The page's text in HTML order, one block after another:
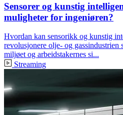
Sensorer og kunstig
muligheter for ingeniøren?
Hvordan kan sensorikk og kunstig
revolusjonere olje- og gassindustrien
miljøet og arbeidstakernes si...
Streaming